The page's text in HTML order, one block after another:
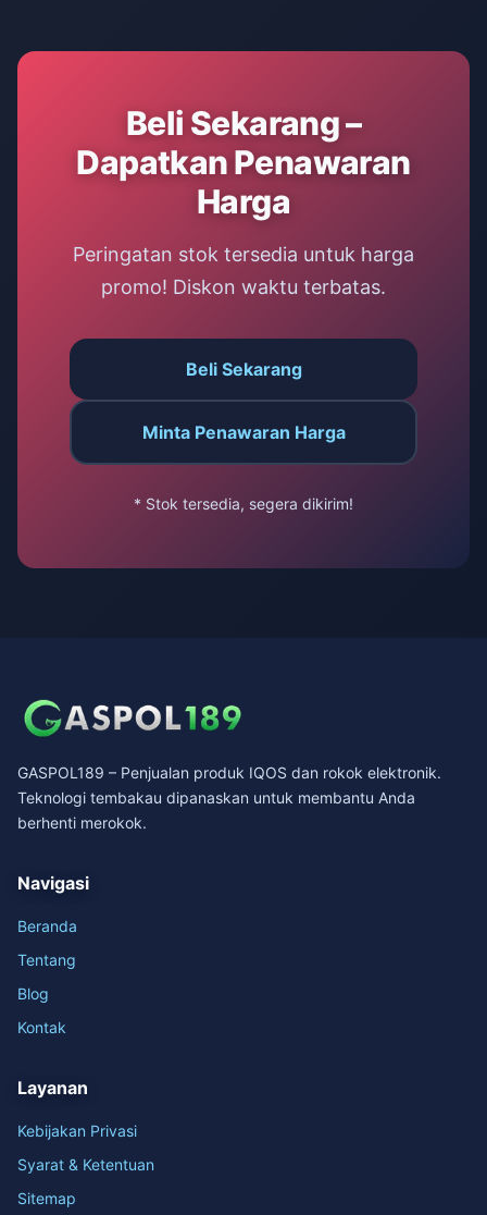
Beli Sekarang –
Dapatkan Penawaran
Harga
Peringatan stok tersedia untuk harga
promo! Diskon waktu terbatas.
Beli Sekarang
Minta Penawaran Harga
* Stok tersedia, segera dikirim!
GASPOL189 – Penjualan produk IQOS dan rokok elektronik.
Teknologi tembakau dipanaskan untuk membantu Anda
berhenti merokok.
Navigasi
Beranda
Tentang
Blog
Kontak
Layanan
Kebijakan Privasi
Syarat & Ketentuan
Sitemap